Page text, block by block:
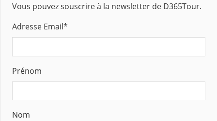
Vous pouvez souscrire à la newsletter de D365Tour.
Adresse Email*
Prénom
Nom